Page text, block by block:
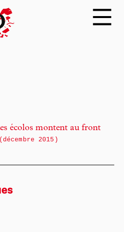
écolos montent au front
2015)